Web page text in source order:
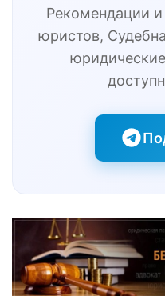
Рекомендации
юристов,